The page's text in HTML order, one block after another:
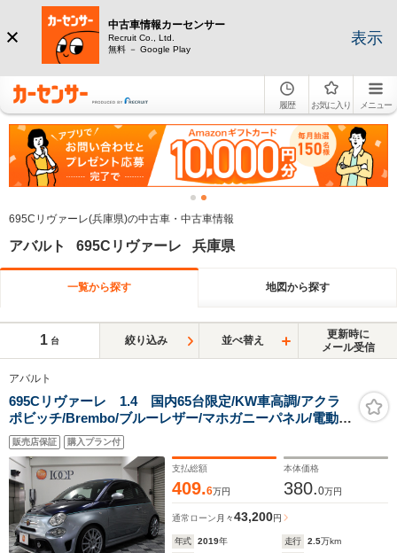
中古車情報カーセンサー
Recruit Co., Ltd.
無料 － Google Play
表示
履歴 お気に入り メニュー
695Cリヴァーレ(兵庫県)の中古車・中古車情報
アバルト 695Cリヴァーレ 兵庫県
一覧から探す 地図から探す
1 台 絞り込み 並べ替え
更新時に
メール受信
アバルト
695Cリヴァーレ 1.4 国内65台限定/KW車高調/アクラ
ポビッチ/Brembo/ブルーレザー/マホガニーパネル/電動オ
ープン/ナビ/Bカメラ/ETC/17AW/キセノン/パドルシフト/
専用内装/専用AW/180PS/禁煙車
販売店保証 購入プラン付
支払総額
409.6万円
本体価格
380.0万円
通常ローン 月々43,200円
年式 2019年 走行 2.5万km